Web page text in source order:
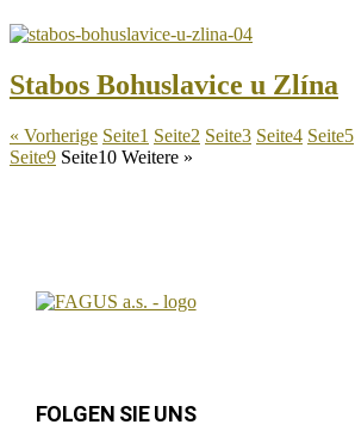
Stabos Bohuslavice u Zlína
« Vorherige Seite1 Seite2 Seite3 Seite4 Seite5
Seite9 Seite10 Weitere »
FOLGEN SIE UNS